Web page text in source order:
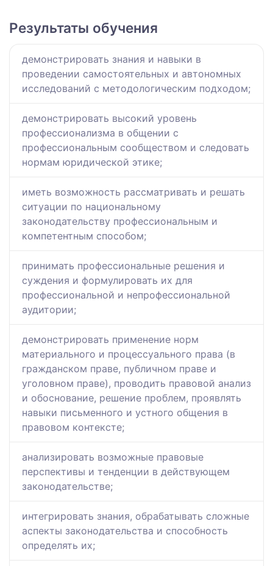
Результаты обучения
демонстрировать знания и навыки в
проведении самостоятельных и автономных
исследований с методологическим подходом;
демонстрировать высокий уровень
профессионализма в общении с
профессиональным сообществом и следовать
нормам юридической этике;
иметь возможность рассматривать и решать
ситуации по национальному
законодательству профессиональным и
компетентным способом;
принимать профессиональные решения и
суждения и формулировать их для
профессиональной и непрофессиональной
аудитории;
демонстрировать применение норм
материального и процессуального права (в
гражданском праве, публичном праве и
уголовном праве), проводить правовой анализ
и обоснование, решение проблем, проявлять
навыки письменного и устного общения в
правовом контексте;
анализировать возможные правовые
перспективы и тенденции в действующем
законодательстве;
интегрировать знания, обрабатывать сложные
аспекты законодательства и способность
определять их;